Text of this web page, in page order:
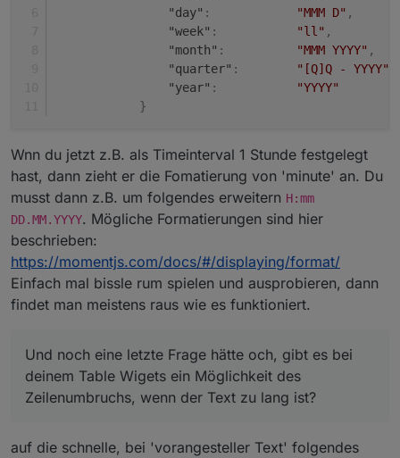
"day" : "MMM D" ,
"week" : "ll" ,
"month" : "MMM YYYY" ,
"quarter" : "[Q]Q - YYYY"
"year" :
"YYYY"
}
Wnn du jetzt z.B. als Timeinterval 1 Stunde festgelegt
hast, dann zieht er die Fomatierung von 'minute' an. Du
musst dann z.B. um folgendes erweitern H:mm
DD.MM.YYYY. Mögliche Formatierungen sind hier
beschrieben:
https://momentjs.com/docs/#/displaying/format/
Einfach mal bissle rum spielen und ausprobieren, dann
findet man meistens raus wie es funktioniert.
Und noch eine letzte Frage hätte och, gibt es bei
deinem Table Wigets ein Möglichkeit des
Zeilenumbruchs, wenn der Text zu lang ist?
auf die schnelle, bei 'vorangesteller Text' folgendes